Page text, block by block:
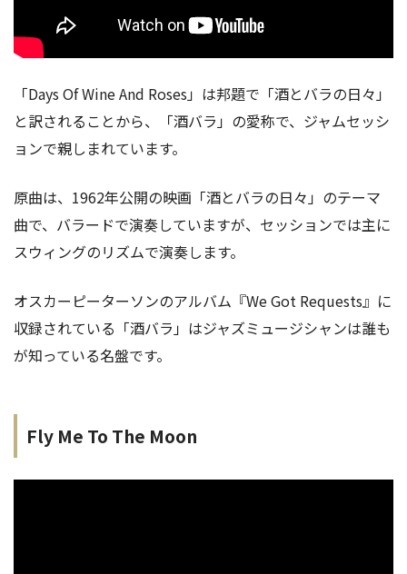
「Days Of Wine And Roses」は邦題で「酒とバラの日々」
と訳されることから、「酒バラ」の愛称で、ジャムセッシ
ョンで親しまれています。
原曲は、1962年公開の映画「酒とバラの日々」のテーマ
曲で、バラードで演奏していますが、セッションでは主に
スウィングのリズムで演奏します。
オスカーピーターソンのアルバム『We Got Requests』に
収録されている「酒バラ」はジャズミュージシャンは誰も
が知っている名盤です。
Fly Me To The Moon